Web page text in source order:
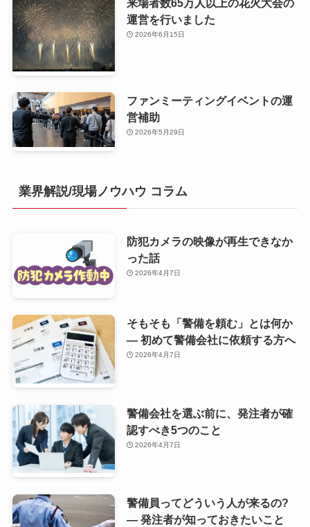
来場者数65万人以上の花火大会の
運営を行いました
2026年6月15日
ファンミーティングイベントの運
営補助
2026年5月29日
業界解説/現場ノウハウ コラム
防犯カメラの映像が再生できなか
った話
2026年4月7日
そもそも「警備を頼む」とは何か
— 初めて警備会社に依頼する方へ
2026年4月7日
警備会社を選ぶ前に、発注者が確
認すべき5つのこと
2026年4月7日
警備員ってどういう人が来るの?
— 発注者が知っておきたいこと